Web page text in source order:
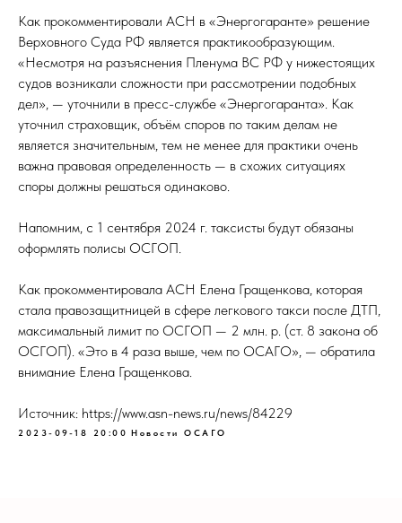
Как прокомментировали АСН в «Энергогаранте» решение
Верховного Суда РФ является практикообразующим.
«Несмотря на разъяснения Пленума ВС РФ у нижестоящих
судов возникали сложности при рассмотрении подобных
дел», — уточнили в пресс-службе «Энергогаранта». Как
уточнил страховщик, объём споров по таким делам не
является значительным, тем не менее для практики очень
важна правовая определенность — в схожих ситуациях
споры должны решаться одинаково.
Напомним, с 1 сентября 2024 г. таксисты будут обязаны
оформлять полисы ОСГОП.
Как прокомментировала АСН Елена Гращенкова, которая
стала правозащитницей в сфере легкового такси после ДТП,
максимальный лимит по ОСГОП — 2 млн. р. (ст. 8 закона об
ОСГОП). «Это в 4 раза выше, чем по ОСАГО», — обратила
внимание Елена Гращенкова.
Источник: https://www.asn-news.ru/news/84229
2023-09-18 20:00 Новости ОСАГО